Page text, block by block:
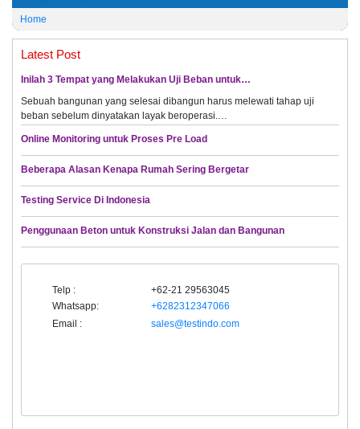
Home
Latest Post
Inilah 3 Tempat yang Melakukan Uji Beban untuk…
Sebuah bangunan yang selesai dibangun harus melewati tahap uji
beban sebelum dinyatakan layak beroperasi.…
Online Monitoring untuk Proses Pre Load
Beberapa Alasan Kenapa Rumah Sering Bergetar
Testing Service Di Indonesia
Penggunaan Beton untuk Konstruksi Jalan dan Bangunan
Telp :
+62-21 29563045
Whatsapp:
+6282312347066
Email :
sales@testindo.com